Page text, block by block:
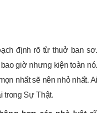
định rõ từ thuở ban sơ.
giờ nhưng kiện toàn nó.
nhất sẽ nên nhỏ nhất. Ai
trong Sự Thật.